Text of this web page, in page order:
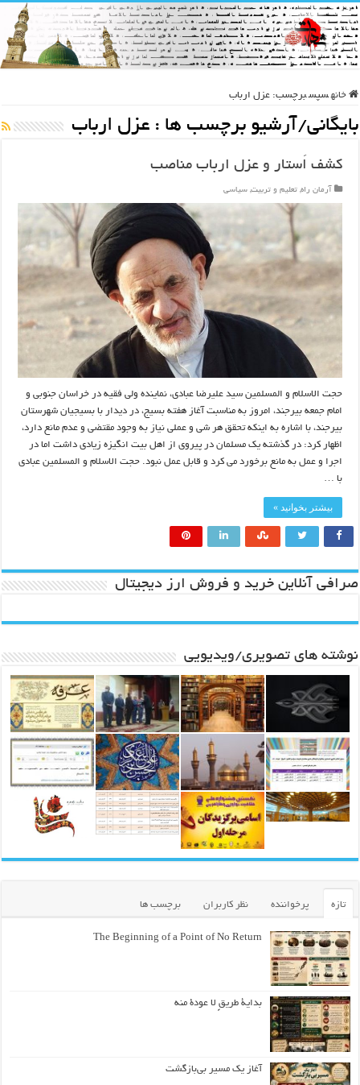
خانه سپس برچسب: عزل ارباب
بایگانی/آرشیو برچسب ها : عزل ارباب
کشف اَستار و عزل ارباب مناصب
آرمان راه, تعلیم و تربیت, سیاسی
حجت الاسلام و المسلمین سید علیرضا عبادی، نماینده ولی فقیه در خراسان جنوبی و
امام جمعه بیرجند، امروز به مناسبت آغاز هفته بسیج، در دیدار با بسیجیان شهرستان
بیرجند، با اشاره به اینکه تحقق هر شی و عملی نیاز به وجود مقتضی و عدم مانع دارد،
اظهار کرد: در گذشته یک مسلمان در پیروی از اهل بیت انگیزه زیادی داشت اما در
اجرا و عمل به مانع برخورد می کرد و قابل عمل نبود. حجت الاسلام و المسلمین عبادی
با …
بیشتر بخوانید »
صرافی آنلاین خرید و فروش ارز دیجیتال
نوشته های تصویری/ویدیویی
تازه پرخواننده نظر کاربران برچسب ها
The Beginning of a Point of No Return
بداية طريقٍ لا عودة منه
آغاز یک مسیر بی‌بازگشت